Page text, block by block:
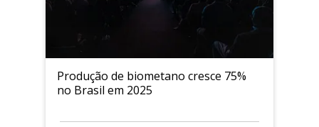
Produção de biometano cresce 75%
no Brasil em 2025